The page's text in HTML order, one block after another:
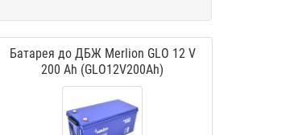
Батарея до ДБЖ Merlion GLO 12 V
200 Ah (GLO12V200Ah)